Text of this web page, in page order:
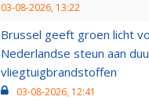
03-08-2026, 13:22
Brussel geeft groen licht
Nederlandse steun aan
vliegtuigbrandstoffen
03-08-2026, 12:41